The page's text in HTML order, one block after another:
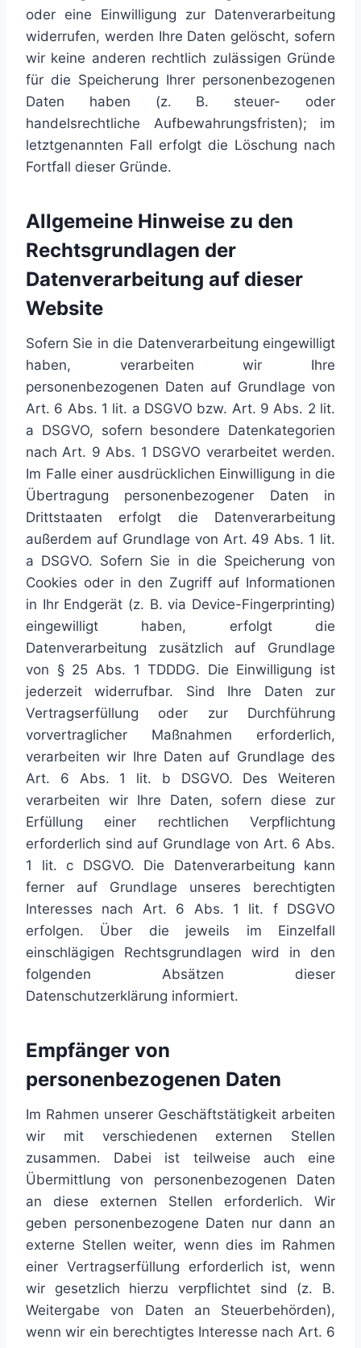
oder eine Einwilligung zur Datenverarbeitung
widerrufen, werden Ihre Daten gelöscht, sofern
wir keine anderen rechtlich zulässigen Gründe
für die Speicherung Ihrer personenbezogenen
Daten haben (z. B. steuer- oder
handelsrechtliche Aufbewahrungsfristen); im
letztgenannten Fall erfolgt die Löschung nach
Fortfall dieser Gründe.
Allgemeine Hinweise zu den
Rechtsgrundlagen der
Datenverarbeitung auf dieser
Website
Sofern Sie in die Datenverarbeitung eingewilligt
haben, verarbeiten wir Ihre
personenbezogenen Daten auf Grundlage von
Art. 6 Abs. 1 lit. a DSGVO bzw. Art. 9 Abs. 2 lit.
a DSGVO, sofern besondere Datenkategorien
nach Art. 9 Abs. 1 DSGVO verarbeitet werden.
Im Falle einer ausdrücklichen Einwilligung in die
Übertragung personenbezogener Daten in
Drittstaaten erfolgt die Datenverarbeitung
außerdem auf Grundlage von Art. 49 Abs. 1 lit.
a DSGVO. Sofern Sie in die Speicherung von
Cookies oder in den Zugriff auf Informationen
in Ihr Endgerät (z. B. via Device-Fingerprinting)
eingewilligt haben, erfolgt die
Datenverarbeitung zusätzlich auf Grundlage
von § 25 Abs. 1 TDDDG. Die Einwilligung ist
jederzeit widerrufbar. Sind Ihre Daten zur
Vertragserfüllung oder zur Durchführung
vorvertraglicher Maßnahmen erforderlich,
verarbeiten wir Ihre Daten auf Grundlage des
Art. 6 Abs. 1 lit. b DSGVO. Des Weiteren
verarbeiten wir Ihre Daten, sofern diese zur
Erfüllung einer rechtlichen Verpflichtung
erforderlich sind auf Grundlage von Art. 6 Abs.
1 lit. c DSGVO. Die Datenverarbeitung kann
ferner auf Grundlage unseres berechtigten
Interesses nach Art. 6 Abs. 1 lit. f DSGVO
erfolgen. Über die jeweils im Einzelfall
einschlägigen Rechtsgrundlagen wird in den
folgenden Absätzen dieser
Datenschutzerklärung informiert.
Empfänger von
personenbezogenen Daten
Im Rahmen unserer Geschäftstätigkeit arbeiten
wir mit verschiedenen externen Stellen
zusammen. Dabei ist teilweise auch eine
Übermittlung von personenbezogenen Daten
an diese externen Stellen erforderlich. Wir
geben personenbezogene Daten nur dann an
externe Stellen weiter, wenn dies im Rahmen
einer Vertragserfüllung erforderlich ist, wenn
wir gesetzlich hierzu verpflichtet sind (z. B.
Weitergabe von Daten an Steuerbehörden),
wenn wir ein berechtigtes Interesse nach Art. 6